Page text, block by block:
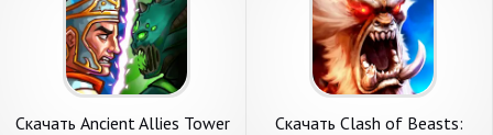
Скачать Ancient Allies Tower
Скачать Clash of Beasts: